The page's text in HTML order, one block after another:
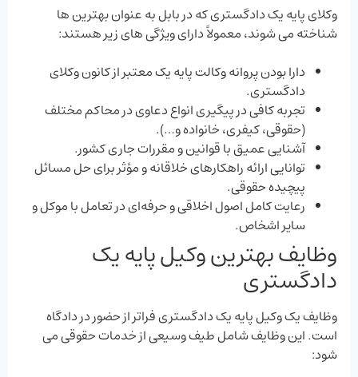
وکلای پایه یک دادگستری که در بابل به عنوان بهترین‌ ها
شناخته می‌ شوند، معمولاً دارای ویژگی ‌های زیر هستند:
دارا بودن پروانه وکالت پایه یک معتبر از کانون وکلای
دادگستری.
تجربه کافی در پیگیری انواع دعاوی در محاکم مختلف
(حقوقی، کیفری، خانواده و…).
آشنایی عمیق با قوانین و مقررات جاری کشور.
توانایی ارائه راهکارهای خلاقانه و مؤثر برای حل مسائل
پیچیده حقوقی.
رعایت کامل اصول اخلاقی و حرفه‌ای در تعامل با موکل و
سایر اشخاص.
وظایف بهترین وکیل پایه یک
دادگستری
وظایف یک وکیل پایه یک دادگستری فراتر از حضور در دادگاه
است. این وظایف شامل طیف وسیعی از خدمات حقوقی می‌
شود: